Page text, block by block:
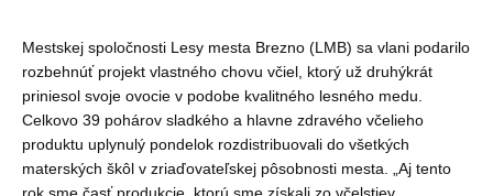
Mestskej spoločnosti Lesy mesta Brezno (LMB) sa vlani podarilo
rozbehnúť projekt vlastného chovu včiel, ktorý už druhýkrát
priniesol svoje ovocie v podobe kvalitného lesného medu.
Celkovo 39 pohárov sladkého a hlavne zdravého včelieho
produktu uplynulý pondelok rozdistribuovali do všetkých
materských škôl v zriaďovateľskej pôsobnosti mesta. „Aj tento